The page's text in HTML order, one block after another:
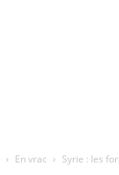
En vrac Syrie : les